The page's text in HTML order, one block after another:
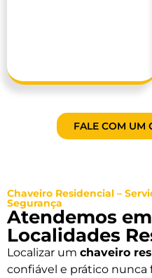
FALE COM UM
Chaveiro Residencial –
Segurança
Atendemos
Localidades
Localizar um chaveiro
confiável e prático nunca